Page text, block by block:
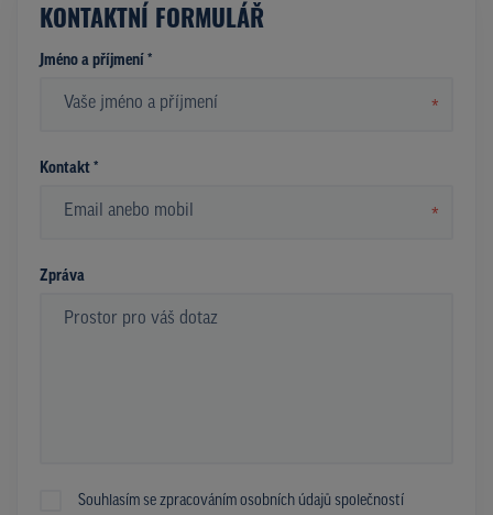
KONTAKTNÍ FORMULÁŘ
Jméno a příjmení *
*
Kontakt *
*
Zpráva
Souhlasím se zpracováním osobních údajů společností